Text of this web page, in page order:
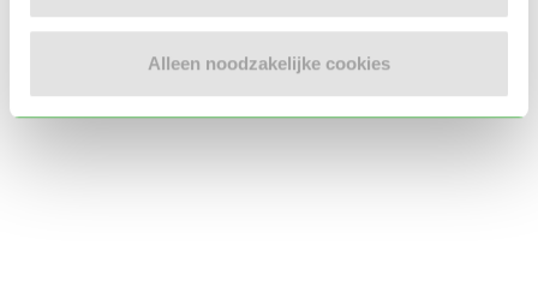
Alleen noodzakelijke cookies
Locatie oppasadres (Rotterdam)